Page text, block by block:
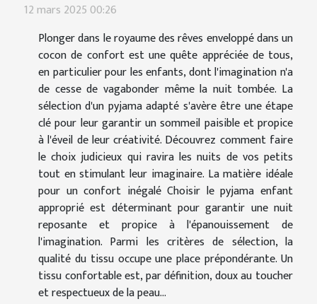
12 mars 2025 00:26
Plonger dans le royaume des rêves enveloppé dans un
cocon de confort est une quête appréciée de tous,
en particulier pour les enfants, dont l'imagination n'a
de cesse de vagabonder même la nuit tombée. La
sélection d'un pyjama adapté s'avère être une étape
clé pour leur garantir un sommeil paisible et propice
à l'éveil de leur créativité. Découvrez comment faire
le choix judicieux qui ravira les nuits de vos petits
tout en stimulant leur imaginaire. La matière idéale
pour un confort inégalé Choisir le pyjama enfant
approprié est déterminant pour garantir une nuit
reposante et propice à l'épanouissement de
l'imagination. Parmi les critères de sélection, la
qualité du tissu occupe une place prépondérante. Un
tissu confortable est, par définition, doux au toucher
et respectueux de la peau...